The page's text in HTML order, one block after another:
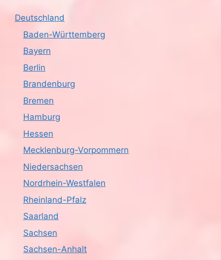
Deutschland
Baden-Württemberg
Bayern
Berlin
Brandenburg
Bremen
Hamburg
Hessen
Mecklenburg-Vorpommern
Niedersachsen
Nordrhein-Westfalen
Rheinland-Pfalz
Saarland
Sachsen
Sachsen-Anhalt